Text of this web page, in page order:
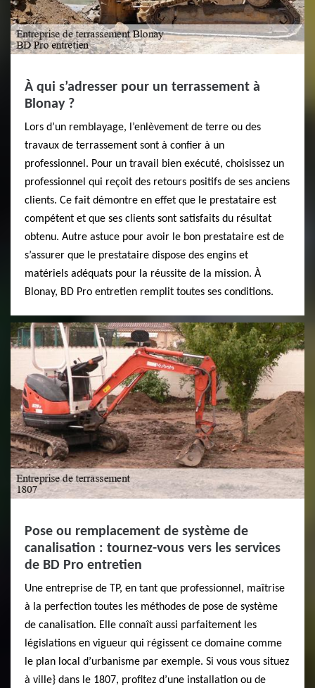
À qui s’adresser pour un terrassement à
Blonay ?
Lors d’un remblayage, l’enlèvement de terre ou des
travaux de terrassement sont à confier à un
professionnel. Pour un travail bien exécuté, choisissez un
professionnel qui reçoit des retours positifs de ses anciens
clients. Ce fait démontre en effet que le prestataire est
compétent et que ses clients sont satisfaits du résultat
obtenu. Autre astuce pour avoir le bon prestataire est de
s’assurer que le prestataire dispose des engins et
matériels adéquats pour la réussite de la mission. À
Blonay, BD Pro entretien remplit toutes ses conditions.
Pose ou remplacement de système de
canalisation : tournez-vous vers les services
de BD Pro entretien
Une entreprise de TP, en tant que professionnel, maîtrise
à la perfection toutes les méthodes de pose de système
de canalisation. Elle connaît aussi parfaitement les
législations en vigueur qui régissent ce domaine comme
le plan local d’urbanisme par exemple. Si vous vous situez
à ville} dans le 1807, profitez d’une installation ou de